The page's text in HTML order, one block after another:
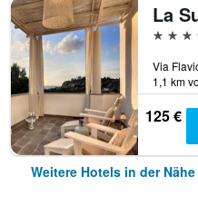
4
1,1 km
125 €
Weitere Hotels in der